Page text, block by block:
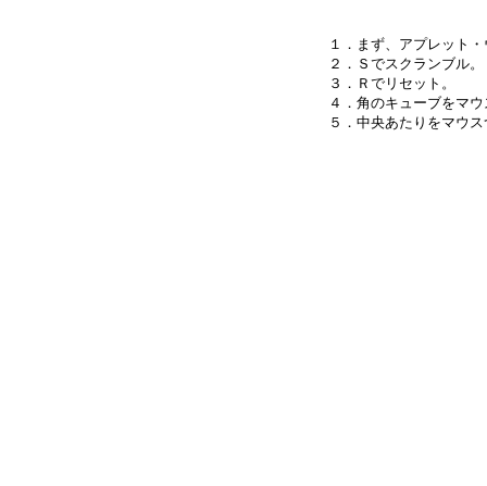
１．まず、アプレット
２．Ｓでスクランブル。
３．Ｒでリセット。
４．角のキューブをマ